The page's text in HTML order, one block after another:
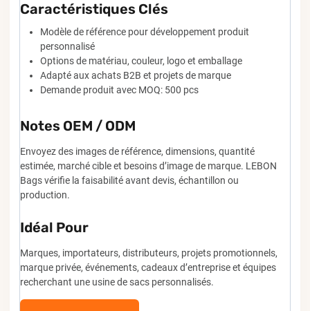
Caractéristiques Clés
Modèle de référence pour développement produit
personnalisé
Options de matériau, couleur, logo et emballage
Adapté aux achats B2B et projets de marque
Demande produit avec MOQ: 500 pcs
Notes OEM / ODM
Envoyez des images de référence, dimensions, quantité
estimée, marché cible et besoins d’image de marque. LEBON
Bags vérifie la faisabilité avant devis, échantillon ou
production.
Idéal Pour
Marques, importateurs, distributeurs, projets promotionnels,
marque privée, événements, cadeaux d’entreprise et équipes
recherchant une usine de sacs personnalisés.